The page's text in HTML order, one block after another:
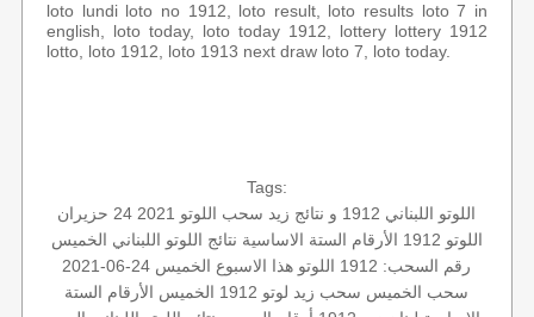
loto lundi loto no 1912, loto result, loto results loto 7 in
english, loto today, loto today 1912, lottery lottery 1912
lotto, loto 1912, loto 1913 next draw loto 7, loto today.
Tags:
اللوتو اللبناني 1912 و نتائج زيد
سحب اللوتو 2021 24 حزيران
اللوتو 1912
الأرقام الستة الاساسية نتائج اللوتو اللبناني الخميس
رقم السحب: 1912
اللوتو هذا الاسبوع الخميس 24-06-2021
سحب الخميس سحب زيد لوتو 1912 الخميس
الأرقام الستة